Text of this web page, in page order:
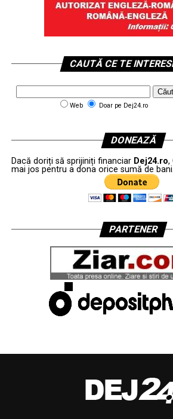
CAUTĂ CE TE
Web Doar pe Dej24.ro
DONEAZĂ
Dacă doriți să sprijiniți financiar Dej24.ro,
mai jos pentru a dona orice sumă de bani.
PARTENER